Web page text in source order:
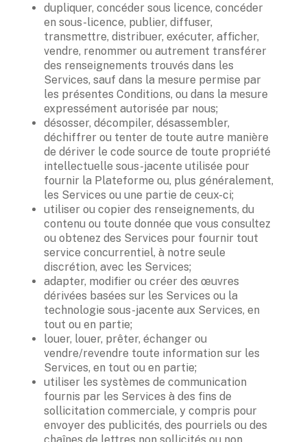
dupliquer, concéder sous licence, concéder
en sous-licence, publier, diffuser,
transmettre, distribuer, exécuter, afficher,
vendre, renommer ou autrement transférer
des renseignements trouvés dans les
Services, sauf dans la mesure permise par
les présentes Conditions, ou dans la mesure
expressément autorisée par nous;
désosser, décompiler, désassembler,
déchiffrer ou tenter de toute autre manière
de dériver le code source de toute propriété
intellectuelle sous-jacente utilisée pour
fournir la Plateforme ou, plus généralement,
les Services ou une partie de ceux-ci;
utiliser ou copier des renseignements, du
contenu ou toute donnée que vous consultez
ou obtenez des Services pour fournir tout
service concurrentiel, à notre seule
discrétion, avec les Services;
adapter, modifier ou créer des œuvres
dérivées basées sur les Services ou la
technologie sous-jacente aux Services, en
tout ou en partie;
louer, louer, prêter, échanger ou
vendre/revendre toute information sur les
Services, en tout ou en partie;
utiliser les systèmes de communication
fournis par les Services à des fins de
sollicitation commerciale, y compris pour
envoyer des publicités, des pourriels ou des